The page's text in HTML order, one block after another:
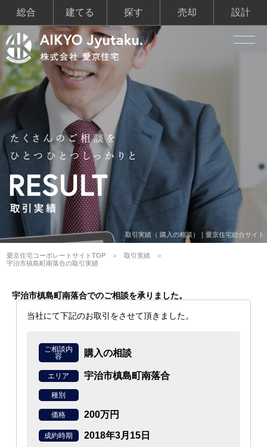
総合 建てる 探す 売却 設計
取引実績（ 購入の相談）｜愛京住宅総合サイト
愛京住宅コーポレートサイトTOP
取引実績
宇治市槙島町南落合の取引実績
宇治市槙島町南落合でのご相談を承りました。
当社にて下記のお取引をさせて頂きました。
ご相談内
容
購入の相談
エリア 宇治市槙島町南落合
種別
価格 200万円
成約時期 2018年3月15日